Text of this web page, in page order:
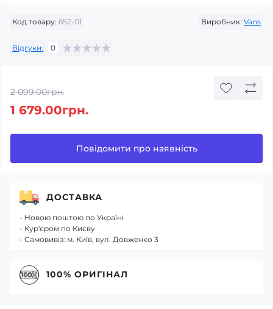
Код товару: 652-01 Виробник: Vans
Відгуки: 0
2 099.00грн.
1 679.00грн.
Повідомити про наявність
ДОСТАВКА
- Новою поштою по Україні
- Кур'єром по Києву
- Самовивіз: м. Київ, вул. Довженко 3
100% ОРИГІНАЛ